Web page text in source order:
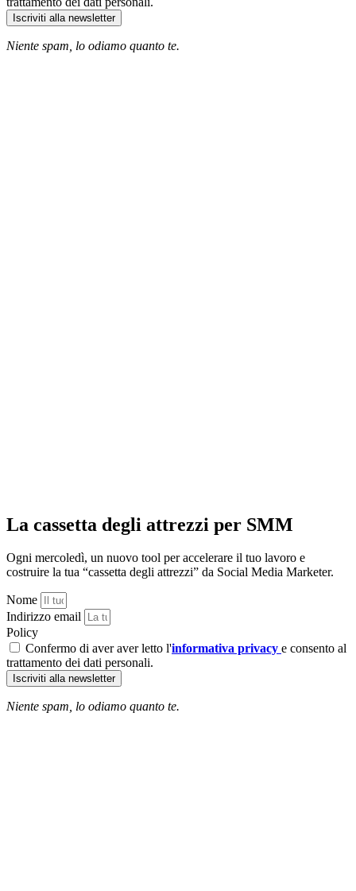
Iscriviti alla newsletter
Niente spam, lo odiamo quanto te.
La cassetta degli attrezzi per SMM
Ogni mercoledì, un nuovo tool per accelerare il tuo lavoro e
costruire la tua “cassetta degli attrezzi” da Social Media Marketer.
Nome
Indirizzo email
Policy
Confermo di aver aver letto l'informativa privacy e consento al
trattamento dei dati personali.
Iscriviti alla newsletter
Niente spam, lo odiamo quanto te.